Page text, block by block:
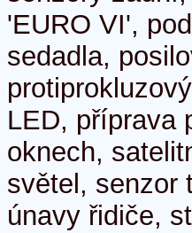
'EURO VI',
sedadla,
LED, příprava
oknech,
světel, senzor
únavy řidiče,